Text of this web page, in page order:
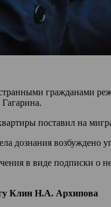
гражданами
поставил на
дознания возбуждено
в виде подписки о
Клин Н.А. Архипова